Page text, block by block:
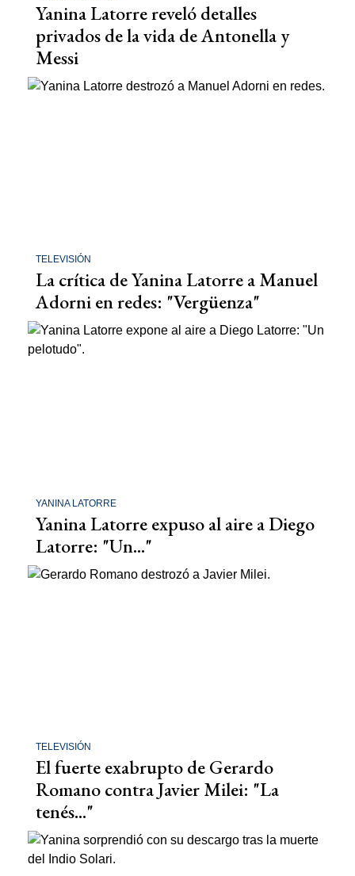
Yanina Latorre reveló detalles
privados de la vida de Antonella y
Messi
TELEVISIÓN
La crítica de Yanina Latorre a Manuel
Adorni en redes: "Vergüenza"
YANINA LATORRE
Yanina Latorre expuso al aire a Diego
Latorre: "Un..."
TELEVISIÓN
El fuerte exabrupto de Gerardo
Romano contra Javier Milei: "La
tenés..."